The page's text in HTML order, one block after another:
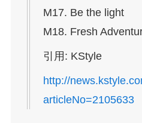
M17. Be the light
M18. Fresh
引用: KStyle
http://
articleNo=2105633